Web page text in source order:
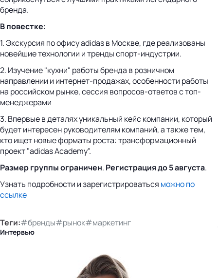
бренда.
В повестке:
1.Экскурсия по офису adidas в Москве, где реализованы
новейшие технологии и тренды спорт-индустрии.
2. Изучение "кухни" работы бренда в розничном
направлении и интернет-продажах, особенности работы
на российском рынке, сессия вопросов-ответов с топ-
менеджерами
3. Впервые в деталях уникальный кейс компании, который
будет интересен руководителям компаний, а также тем,
кто ищет новые форматы роста: трансформационный
проект "adidas Academy".
Размер группы ограничен. Регистрация до 5 августа.
Узнать подробности и зарегистрироваться можно по
ссылке
Теги:#бренды#рынок#маркетинг
Интервью